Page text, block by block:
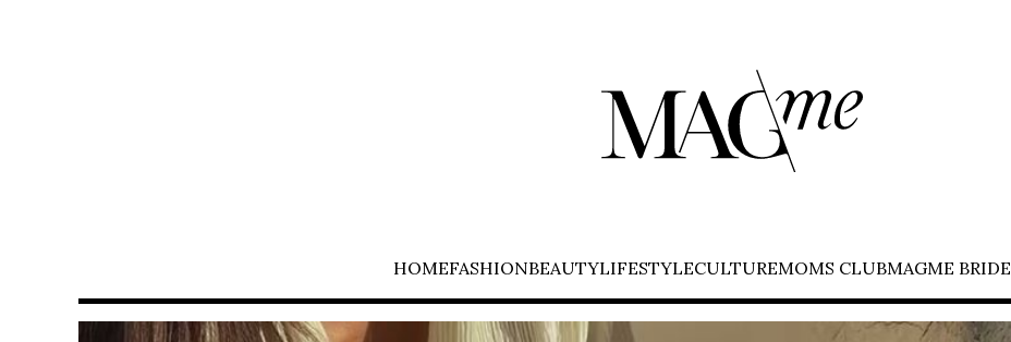
HOMEFASHIONBEAUTYLIFESTYLECULTUREMOMS CLUBMAGME BRIDE